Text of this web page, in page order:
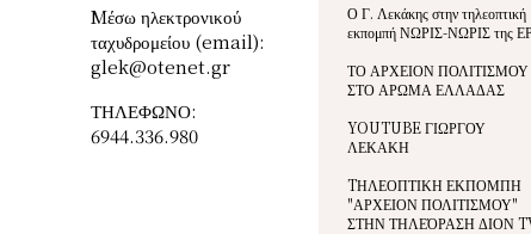
Mέσω ηλεκτρονικού
ταχυδρομείου (email):
glek@otenet.gr
ΤΗΛΕΦΩΝΟ:
6944.336.980
Ο Γ. Λεκάκης στην τηλεοπτική
εκπομπή ΝΩΡΙΣ-ΝΩΡΙΣ της
ΤΟ ΑΡΧΕΙΟΝ ΠΟΛΙΤΙΣΜΟΥ
ΣΤΟ ΑΡΩΜΑ ΕΛΛΑΔΑΣ
YOUTUBE ΓΙΩΡΓΟΥ
ΛΕΚΑΚΗ
TΗΛΕΟΠΤΙΚΗ ΕΚΠΟΜΠΗ
"ΑΡΧΕΙΟΝ ΠΟΛΙΤΙΣΜΟΥ"
ΣΤΗΝ ΤΗΛΕΌΡΑΣΗ ΔΙΟΝ